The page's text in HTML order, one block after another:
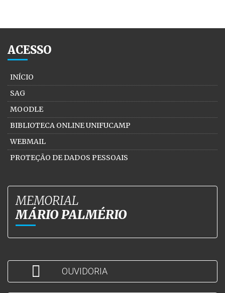
ACESSO
INÍCIO
SAG
MOODLE
BIBLIOTECA ONLINE UNIFUCAMP
WEBMAIL
PROTEÇÃO DE DADOS PESSOAIS
MEMORIAL
MÁRIO PALMÉRIO
OUVIDORIA